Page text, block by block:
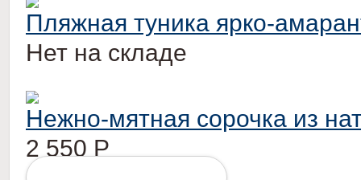
Пляжная туника ярко-
Нет на складе
Нежно-мятная сорочка из
2 550 Р